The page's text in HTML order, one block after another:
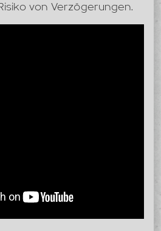
von Verzögerungen.